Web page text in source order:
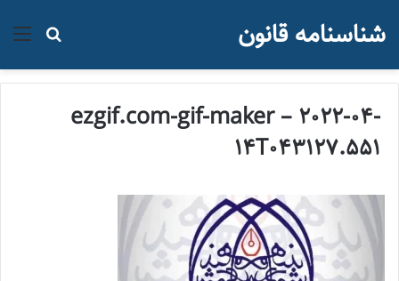
جستجو شناسنامه قانون
ezgif.com-gif-maker – 2022-04-
14T043127.551